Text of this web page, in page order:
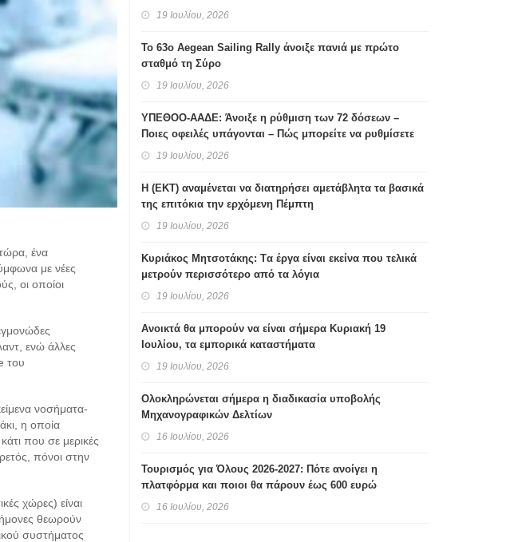
ένα
με νέες
οι οποίοι
ενώ άλλες
του
νοσήματα-
η οποία
που σε μερικές
πόνοι στην
χώρες) είναι
θεωρούν
συστήματος
19 Ιουλίου, 2026
Το 63ο Aegean Sailing Rally άνοιξε πανιά με πρώτο
σταθμό τη Σύρο
19 Ιουλίου, 2026
ΥΠΕΘΟΟ-ΑΑΔΕ: Άνοιξε η ρύθμιση των 72 δόσεων –
Ποιες οφειλές υπάγονται – Πώς μπορείτε να ρυθμίσετε
19 Ιουλίου, 2026
H (ΕΚΤ) αναμένεται να διατηρήσει αμετάβλητα τα βασικά
της επιτόκια την ερχόμενη Πέμπτη
19 Ιουλίου, 2026
Κυριάκος Μητσοτάκης: Tα έργα είναι εκείνα που τελικά
μετρούν περισσότερο από τα λόγια
19 Ιουλίου, 2026
Ανοικτά θα μπορούν να είναι σήμερα Κυριακή 19
Ιουλίου, τα εμπορικά καταστήματα
19 Ιουλίου, 2026
Ολοκληρώνεται σήμερα η διαδικασία υποβολής
Μηχανογραφικών Δελτίων
16 Ιουλίου, 2026
Τουρισμός για Όλους 2026-2027: Πότε ανοίγει η
πλατφόρμα και ποιοι θα πάρουν έως 600 ευρώ
16 Ιουλίου, 2026